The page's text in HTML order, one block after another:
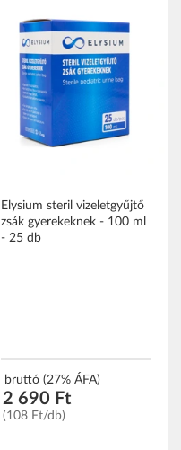
Elysium steril vizeletgyűjtő
zsák gyerekeknek - 100 ml
- 25 db
bruttó (27% ÁFA)
2 690 Ft
(108 Ft/db)